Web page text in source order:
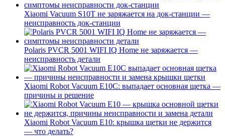
Xiaomi Vacuum S10T не заряжается на док-станции —
неисправность док-станции
Polaris PVCR 5001 WIFI IQ Home не заряжается —
неисправность детали
Xiaomi Robot Vacuum E10C: выпадает основная щетка —
причины и решение
Xiaomi Robot Vacuum E10: крышка щетки не держится
— что делать?